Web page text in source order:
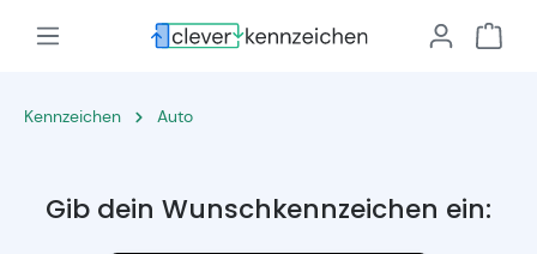
Kennzeichen Auto
Gib dein Wunschkennzeichen ein: